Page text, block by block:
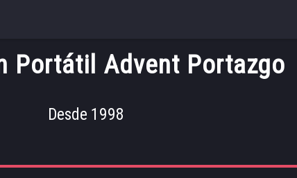
Portátil Advent Portazgo
Desde 1998